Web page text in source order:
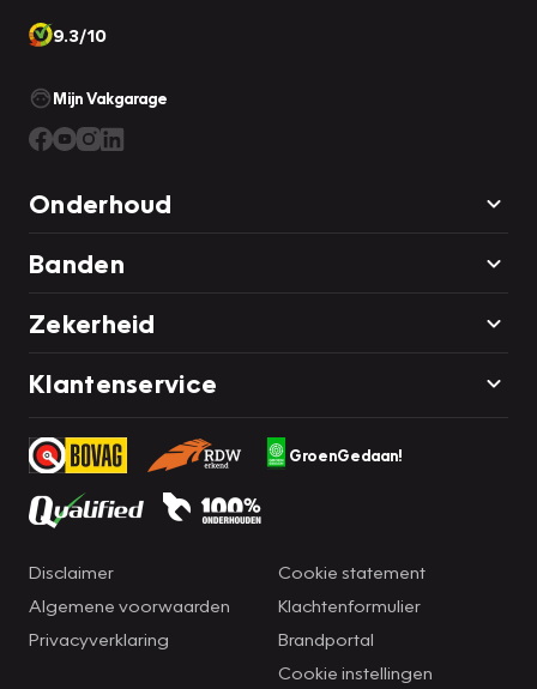
9.3/10
Mijn Vakgarage
Onderhoud
Banden
Zekerheid
Klantenservice
GroenGedaan!
Disclaimer
Algemene voorwaarden
Privacyverklaring
Cookie statement
Klachtenformulier
Brandportal
Cookie instellingen